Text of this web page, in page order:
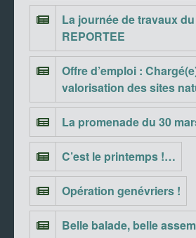
La journée de travaux
REPORTEE
Offre d’emploi :
valorisation des sites
La promenade du 30
C’est le printemps !…
Opération genévriers !
Belle balade, belle